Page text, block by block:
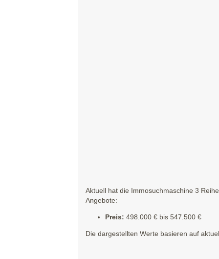
Aktuell hat die Immosuchmaschine 3
Angebote:
Preis: 498.000 € bis 547.500 €
Die dargestellten Werte basieren auf